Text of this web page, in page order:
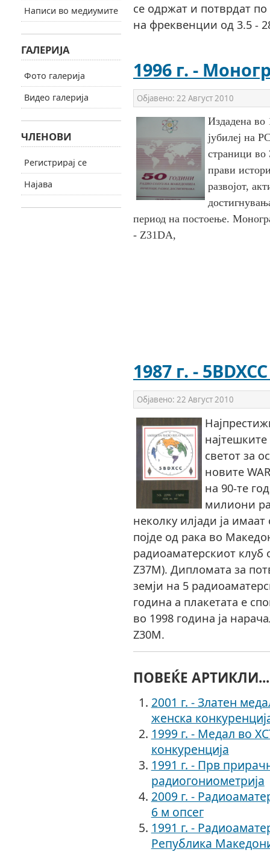
се одржат и потврдат
на фреквенции од 3.5 -
1996 г. -
Објавено: 22 Август 2010
Издадена во
јубилеј на
страници во
прави
развојот,
период на постоење.
- Z31DA,
1987 г. -
Објавено: 22 Август 2010
светот за
новите
на 90-те
милиони
неколку илјади ја
појде од рака во
радиоаматерскиот клуб
Z37M). Дипломата за
земји на 5
година а плакетата е
во 1998 година ја
Z30M.
ПОВЕЌЕ АРТИКЛИ...
2001 г. - Златен
женска
1999 г. - Медал во
конкуренција
1991 г. - Прв
радиогониометрија
2009 г. -
6 м опсег
1991 г. -
Република
Написи во медиумите
ГАЛЕРИЈА
Фото галерија
Видео галерија
ЧЛЕНОВИ
Регистрирај се
Најава